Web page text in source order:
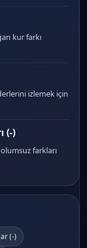
kur farkı
izlemek için
(-)
farkları
(-)